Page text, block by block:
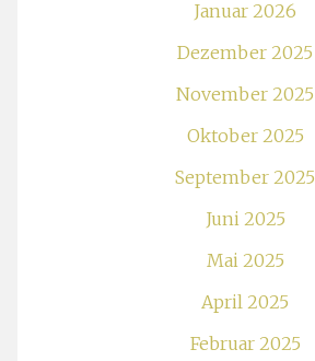
Januar 2026
Dezember 2025
November 2025
Oktober 2025
September 2025
Juni 2025
Mai 2025
April 2025
Februar 2025